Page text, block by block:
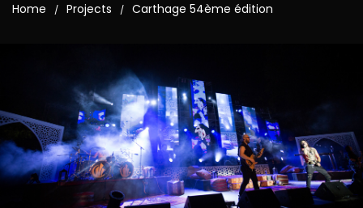
Home / Projects / Carthage 54ème édition